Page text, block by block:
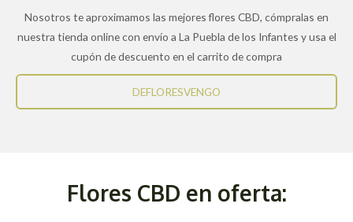
Nosotros te aproximamos las mejores flores CBD, cómpralas en
nuestra tienda online con envío a La Puebla de los Infantes y usa el
cupón de descuento en el carrito de compra
DEFLORESVENGO
Flores CBD en oferta: